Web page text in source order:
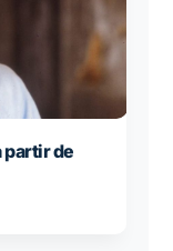
partir de